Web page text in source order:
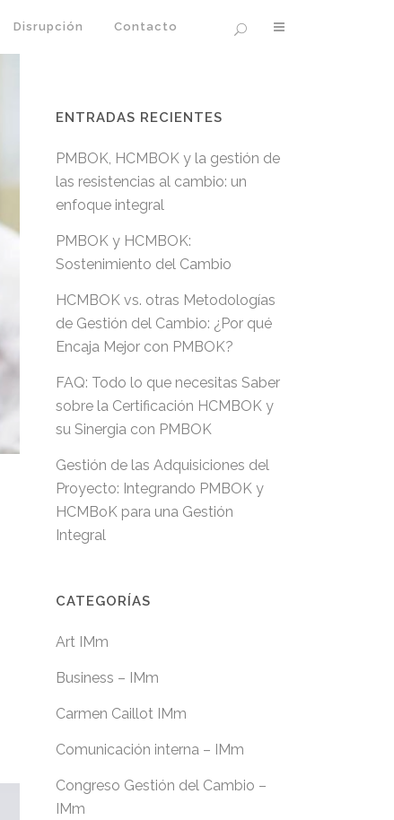
Disrupción Contacto
ENTRADAS RECIENTES
PMBOK, HCMBOK y la gestión de
las resistencias al cambio: un
enfoque integral
PMBOK y HCMBOK:
Sostenimiento del Cambio
HCMBOK vs. otras Metodologías
de Gestión del Cambio: ¿Por qué
Encaja Mejor con PMBOK?
FAQ: Todo lo que necesitas Saber
sobre la Certificación HCMBOK y
su Sinergia con PMBOK
Gestión de las Adquisiciones del
Proyecto: Integrando PMBOK y
HCMBoK para una Gestión
Integral
CATEGORÍAS
Art IMm
Business – IMm
Carmen Caillot IMm
Comunicación interna – IMm
Congreso Gestión del Cambio –
IMm